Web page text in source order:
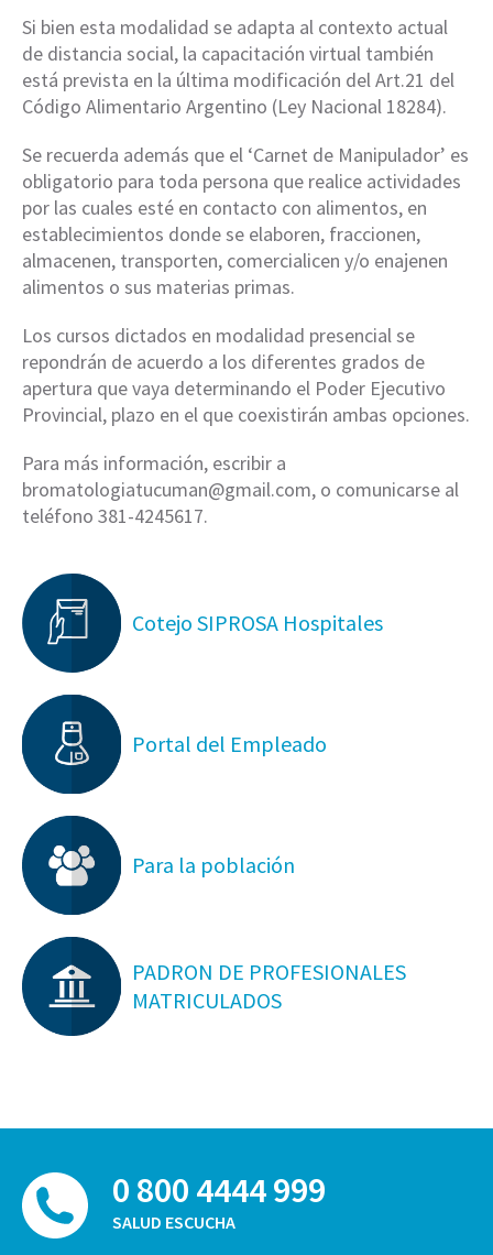
Si bien esta modalidad se adapta al contexto actual
de distancia social, la capacitación virtual también
está prevista en la última modificación del Art.21 del
Código Alimentario Argentino (Ley Nacional 18284).
Se recuerda además que el ‘Carnet de Manipulador’ es
obligatorio para toda persona que realice actividades
por las cuales esté en contacto con alimentos, en
establecimientos donde se elaboren, fraccionen,
almacenen, transporten, comercialicen y/o enajenen
alimentos o sus materias primas.
Los cursos dictados en modalidad presencial se
repondrán de acuerdo a los diferentes grados de
apertura que vaya determinando el Poder Ejecutivo
Provincial, plazo en el que coexistirán ambas opciones.
Para más información, escribir a
bromatologiatucuman@gmail.com, o comunicarse al
teléfono 381-4245617.
Cotejo SIPROSA Hospitales
Portal del Empleado
Para la población
PADRON DE PROFESIONALES
MATRICULADOS
0 800 4444 999
SALUD ESCUCHA